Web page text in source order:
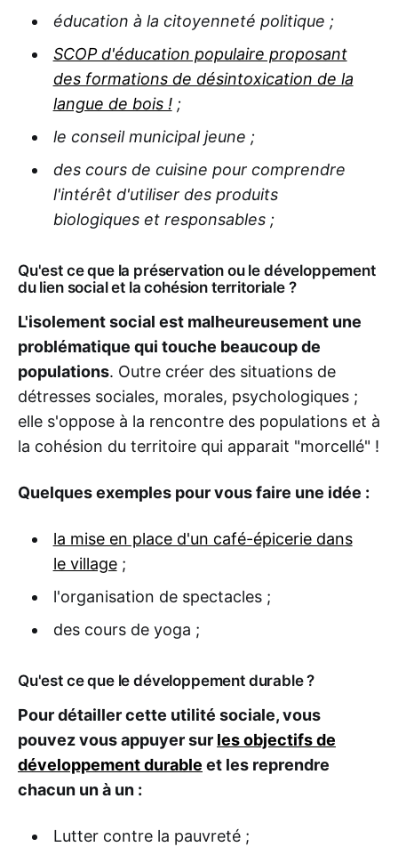
éducation à la citoyenneté politique ;
SCOP d'éducation populaire proposant
des formations de désintoxication de la
langue de bois !;
le conseil municipal jeune ;
des cours de cuisine pour comprendre
l'intérêt d'utiliser des produits
biologiques et responsables ;
Qu'est ce que la préservation ou le développement
du lien social et la cohésion territoriale ?
L'isolement social est malheureusement une
problématique qui touche beaucoup de
populations. Outre créer des situations de
détresses sociales, morales, psychologiques ;
elle s'oppose à la rencontre des populations et à
la cohésion du territoire qui apparait "morcellé" !
Quelques exemples pour vous faire une idée :
la mise en place d'un café-épicerie dans
le village;
l'organisation de spectacles ;
des cours de yoga ;
Qu'est ce que le développement durable ?
Pour détailler cette utilité sociale, vous
pouvez vous appuyer sur les objectifs de
développement durable et les reprendre
chacun un à un :
Lutter contre la pauvreté ;